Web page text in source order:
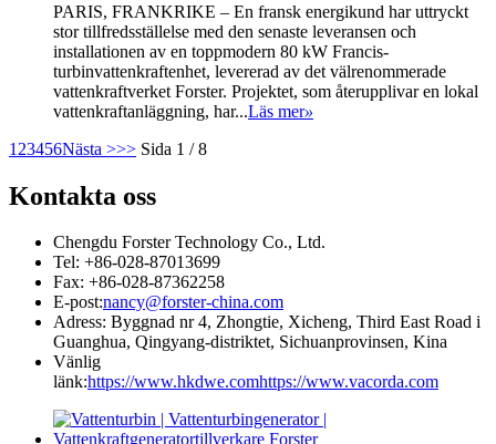
PARIS, FRANKRIKE – En fransk energikund har uttryckt
stor tillfredsställelse med den senaste leveransen och
installationen av en toppmodern 80 kW Francis-
turbinvattenkraftenhet, levererad av det välrenommerade
vattenkraftverket Forster. Projektet, som återupplivar en lokal
vattenkraftanläggning, har...Läs mer»
1 23456Nästa >>> Sida 1 / 8
Kontakta oss
Chengdu Forster Technology Co., Ltd.
Tel: +86-028-87013699
Fax: +86-028-87362258
E-post:nancy@forster-china.com
Adress: Byggnad nr 4, Zhongtie, Xicheng, Third East Road i
Guanghua, Qingyang-distriktet, Sichuanprovinsen, Kina
Vänlig
länk:https://www.hkdwe.comhttps://www.vacorda.com